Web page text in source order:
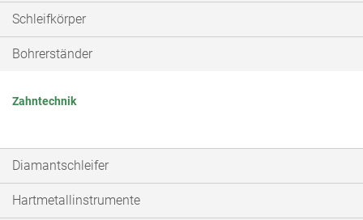
Schleifkörper
Bohrerständer
Zahntechnik
Diamantschleifer
Hartmetallinstrumente